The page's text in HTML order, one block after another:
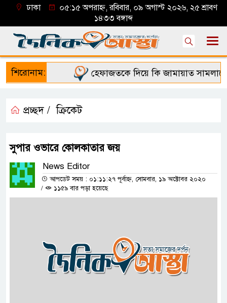
ঢাকা
০৫:১৫ অপরাহ্ন, রবিবার, ০৯ অগাস্ট ২০২৬, ২৫ শ্রাবণ
১৪৩৩ বঙ্গাব্দ
শিরোনাম: হেফাজতকে দিয়ে কি জামায়াত সামলাতে
প্রচ্ছদ / ক্রিকেট
সুপার ওভারে কোলকাতার জয়
News Editor
আপডেট সময় : ০১:১১:২৭ পূর্বাহ্ন, সোমবার, ১৯ অক্টোবর ২০২০
/
১১৫৯ বার পড়া হয়েছে